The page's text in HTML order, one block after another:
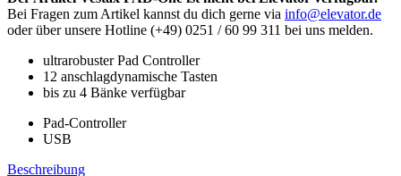
Bei Fragen zum Artikel kannst du dich gerne via info@elevator.de
oder über unsere Hotline (+49) 0251 / 60 99 311 bei uns melden.
ultrarobuster Pad Controller
12 anschlagdynamische Tasten
bis zu 4 Bänke verfügbar
Pad-Controller
USB
Beschreibung